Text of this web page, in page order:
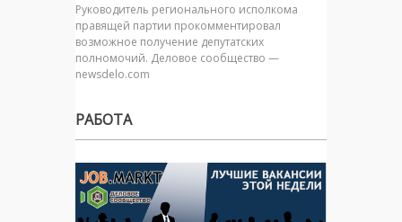
Руководитель регионального исполкома
правящей партии прокомментировал
возможное получение депутатских
полномочий. Деловое сообщество —
newsdelo.com
РАБОТА